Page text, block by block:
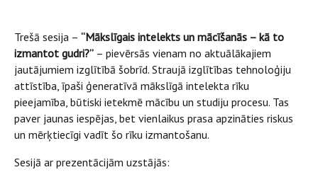
Trešā sesija – “Mākslīgais intelekts un mācīšanās – kā to
izmantot gudri?” – pievērsās vienam no aktuālākajiem
jautājumiem izglītībā šobrīd. Straujā izglītības tehnoloģiju
attīstība, īpaši ģeneratīvā mākslīgā intelekta rīku
pieejamība, būtiski ietekmē mācību un studiju procesu. Tas
paver jaunas iespējas, bet vienlaikus prasa apzināties riskus
un mērķtiecīgi vadīt šo rīku izmantošanu.
Sesijā ar prezentācijām uzstājās: